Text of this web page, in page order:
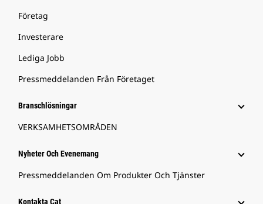
Företag
Investerare
Lediga Jobb
Pressmeddelanden Från Företaget
Branschlösningar
VERKSAMHETSOMRÅDEN
Nyheter Och Evenemang
Pressmeddelanden Om Produkter Och Tjänster
Kontakta Cat